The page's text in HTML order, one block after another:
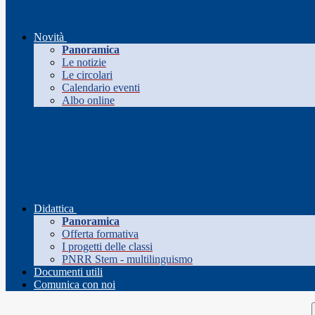
Novità
Panoramica
Le notizie
Le circolari
Calendario eventi
Albo online
Didattica
Panoramica
Offerta formativa
I progetti delle classi
PNRR Stem - multilinguismo
Documenti utili
Comunica con noi